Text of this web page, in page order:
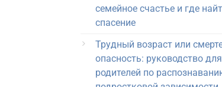
семейное счастье и где
спасение
Трудный возраст или
опасность: руководство для
родителей по